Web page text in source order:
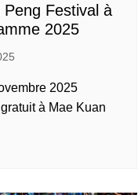
Festival à
2025
2025
à Mae Kuan